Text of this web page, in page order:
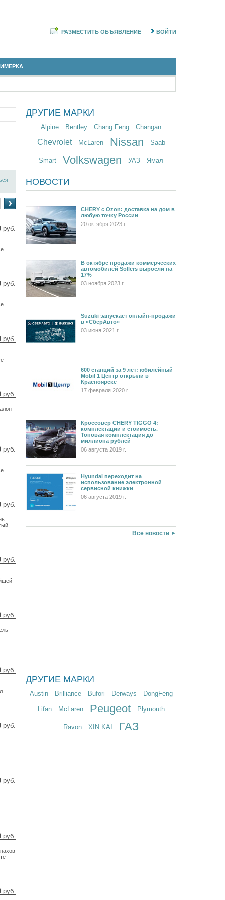
РАЗМЕСТИТЬ ОБЪЯВЛЕНИЕ ВОЙТИ
›
руб.
€
руб.
€
руб.
€
руб.
€
руб.
€
руб.
€
руб.
€
руб.
€
руб.
€
руб.
руб.
руб.
€
руб.
ДРУГИЕ МАРКИ
Alpine Bentley Chang Feng Changan
Chevrolet McLaren Nissan Saab
Smart Volkswagen УАЗ Ямал
НОВОСТИ
CHERY c Ozon: доставка на дом в
любую точку России
20 октября 2023 г.
В октябре продажи коммерческих
автомобилей Sollers выросли на
17%
03 ноября 2023 г.
Suzuki запускает онлайн-продажи
в «СберАвто»
03 июня 2021 г.
600 станций за 9 лет: юбилейный
Mobil 1 Центр открыли в
Красноярске
17 февраля 2020 г.
Кроссовер CHERY TIGGO 4:
комплектации и стоимость.
Топовая комплектация до
миллиона рублей
06 августа 2019 г.
Hyundai переходит на
использование электронной
сервисной книжки
06 августа 2019 г.
Все новости
ДРУГИЕ МАРКИ
Austin Brilliance Bufori Derways DongFeng
Lifan McLaren Peugeot Plymouth
Ravon XIN KAI ГАЗ